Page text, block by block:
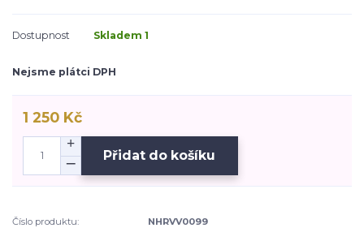
Dostupnost Skladem 1
Nejsme plátci DPH
1 250 Kč
Přidat do košíku
Číslo produktu:
NHRVV0099